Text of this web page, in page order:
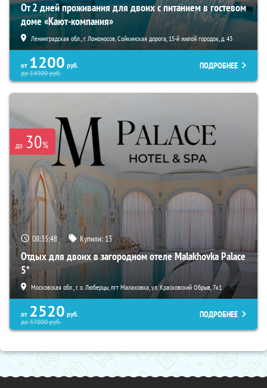
От 2 дней проживания для двоих с питанием в гостевом
доме «Кают-компания»
Ленинградская обл., г. Ломоносов, Сойкинская дорога, 15-й жилой городок, д. 43
от 1200 руб.
до14900руб.
ПОДРОБНЕЕ
до 30%
08:35:47 Купили:13
Отдых для двоих в загородном отеле Malakhovka Palace
5*
Московская обл., г. о. Люберцы, пгт Малаховка, ул. Красковский Обрыв, 7к1
от 2520 руб.
до57000руб.
ПОДРОБНЕЕ